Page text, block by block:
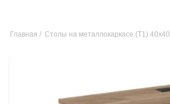
Главная Столы на металлокаркасе (T1) 40х40